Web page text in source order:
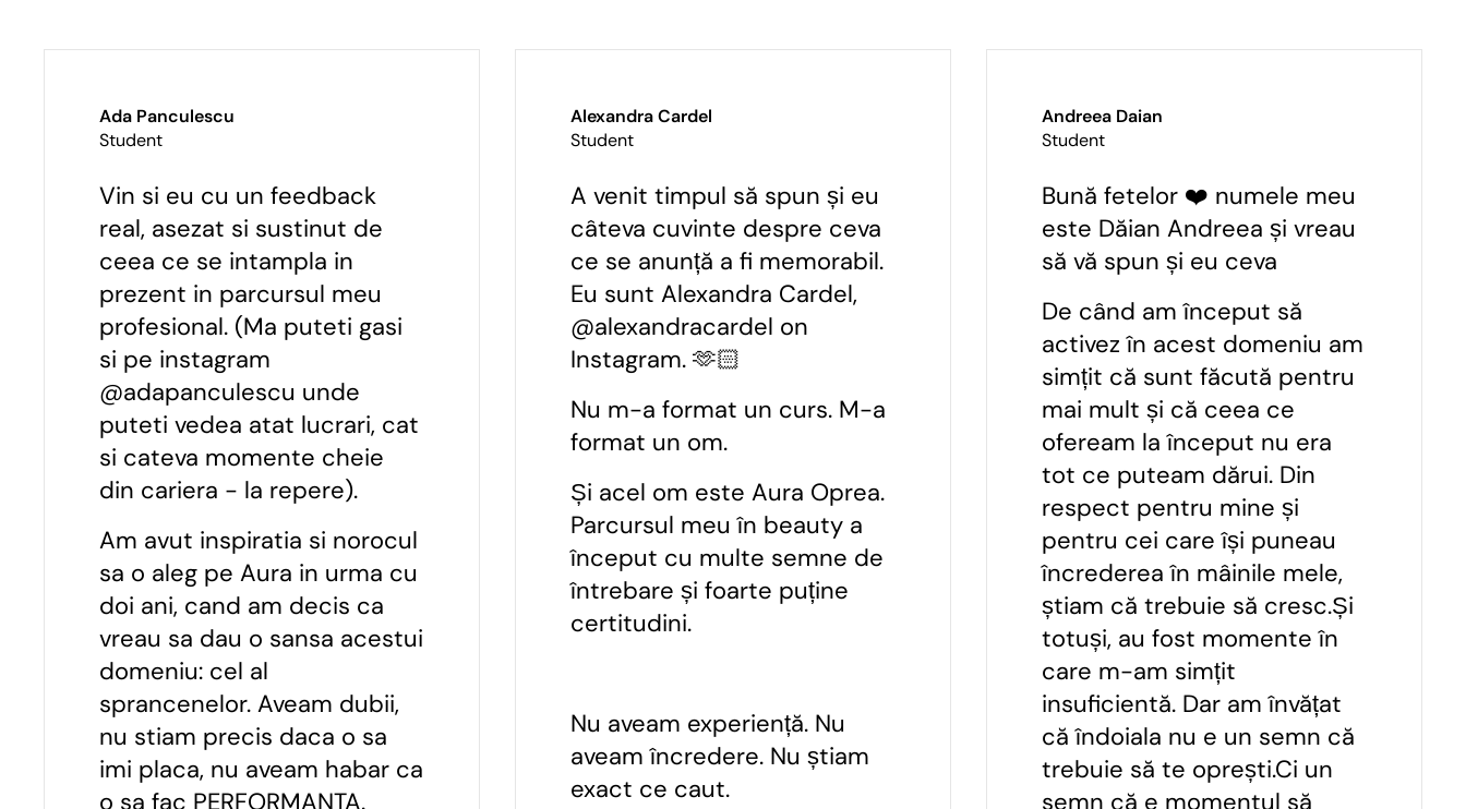
Ada Panculescu
Student
Vin si eu cu un feedback
real, asezat si sustinut de
ceea ce se intampla in
prezent in parcursul meu
profesional. (Ma puteti gasi
si pe instagram
@adapanculescu unde
puteti vedea atat lucrari, cat
si cateva momente cheie
din cariera - la repere).
Am avut inspiratia si norocul
sa o aleg pe Aura in urma cu
doi ani, cand am decis ca
vreau sa dau o sansa acestui
domeniu: cel al
sprancenelor. Aveam dubii,
nu stiam precis daca o sa
imi placa, nu aveam habar ca
o sa fac PERFORMANTA.
Alexandra Cardel
Student
A venit timpul să spun și eu
câteva cuvinte despre ceva
ce se anunță a fi memorabil.
Eu sunt Alexandra Cardel,
@alexandracardel on
Instagram. 🫶🏻
Nu m-a format un curs. M-a
format un om.
Și acel om este Aura Oprea.
Parcursul meu în beauty a
început cu multe semne de
întrebare și foarte puține
certitudini.
Nu aveam experiență. Nu
aveam încredere. Nu știam
exact ce caut.
Andreea Daian
Student
Bună fetelor ❤️ numele meu
este Dăian Andreea și vreau
să vă spun și eu ceva
De când am început să
activez în acest domeniu am
simțit că sunt făcută pentru
mai mult și că ceea ce
ofeream la început nu era
tot ce puteam dărui. Din
respect pentru mine și
pentru cei care își puneau
încrederea în mâinile mele,
știam că trebuie să cresc.Și
totuși, au fost momente în
care m-am simțit
insuficientă. Dar am învățat
că îndoiala nu e un semn că
trebuie să te oprești.Ci un
semn că e momentul să